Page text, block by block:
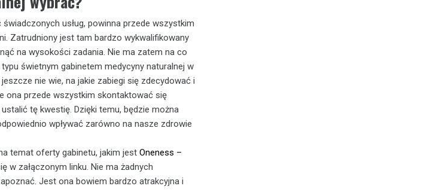
usług, powinna przede wszystkim
Zatrudniony jest tam bardzo wykwalifikowany
na wysokości zadania. Nie ma zatem na co
świetnym gabinetem medycyny naturalnej w
nie wie, na jakie zabiegi się zdecydować i
ona przede wszystkim skontaktować się
tę kwestię. Dzięki temu, będzie można
wpływać zarówno na nasze zdrowie
temat oferty gabinetu, jakim jest Oneness –
w załączonym linku. Nie ma żadnych
Jest ona bowiem bardzo atrakcyjna i